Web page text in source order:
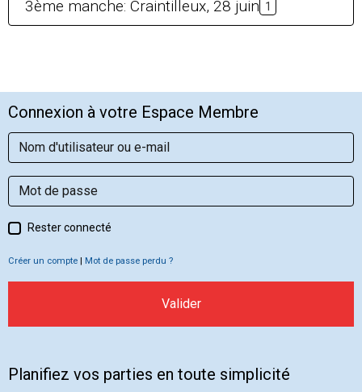
3ème manche: Craintilleux, 28 juin 1
Connexion à votre Espace Membre
Rester connecté
Créer un compte | Mot de passe perdu ?
Valider
Planifiez vos parties en toute simplicité